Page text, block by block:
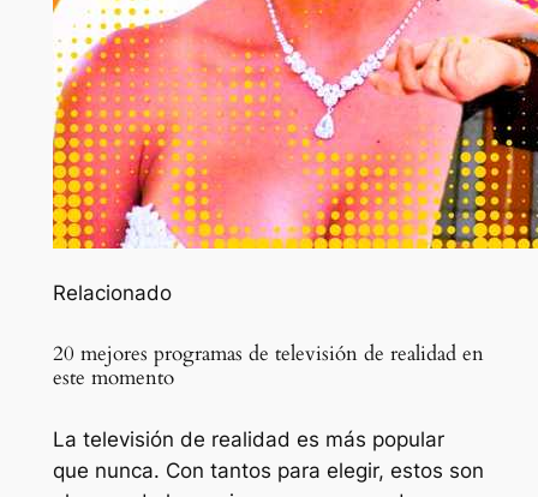
Relacionado
20 mejores programas de televisión de realidad en
este momento
La televisión de realidad es más popular
que nunca. Con tantos para elegir, estos son